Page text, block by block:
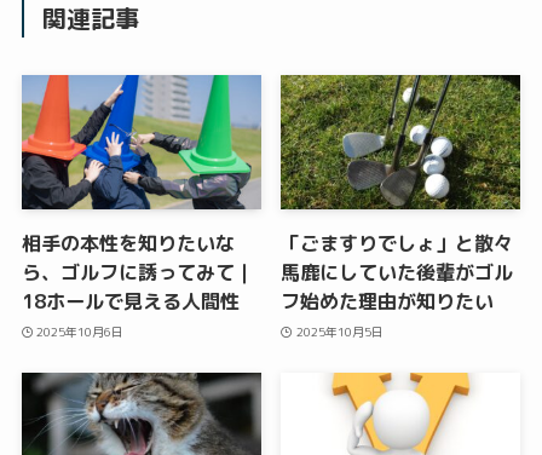
関連記事
相手の本性を知りたいな
ら、ゴルフに誘ってみて｜
18ホールで見える人間性
2025年10月6日
「ごますりでしょ」と散々
馬鹿にしていた後輩がゴル
フ始めた理由が知りたい
2025年10月5日